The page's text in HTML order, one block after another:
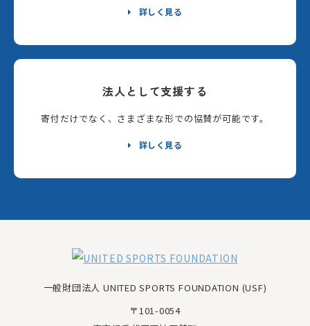
詳しく見る
法人として支援する
寄付だけでなく、さまざまな形での協賛が可能です。
詳しく見る
一般財団法人 UNITED SPORTS FOUNDATION (USF)
〒101-0054